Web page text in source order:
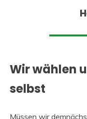
Wir wählen
selbst
Müssen wir